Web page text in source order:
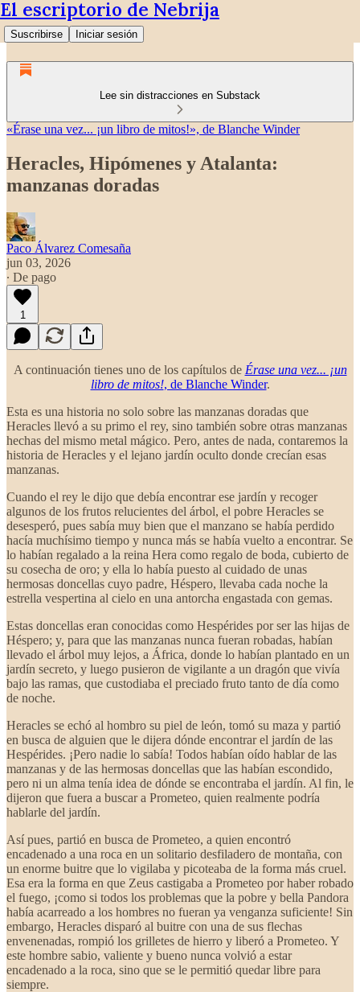
El escriptorio de Nebrija
Suscribirse Iniciar sesión
Lee sin distracciones en Substack
«Érase una vez... ¡un libro de mitos!», de Blanche Winder
Heracles, Hipómenes y Atalanta:
manzanas doradas
Paco Álvarez Comesaña
jun 03, 2026
∙ De pago
1
A continuación tienes uno de los capítulos de Érase una vez... ¡un
libro de mitos!, de Blanche Winder.
Esta es una historia no solo sobre las manzanas doradas que
Heracles llevó a su primo el rey, sino también sobre otras manzanas
hechas del mismo metal mágico. Pero, antes de nada, contaremos la
historia de Heracles y el lejano jardín oculto donde crecían esas
manzanas.
Cuando el rey le dijo que debía encontrar ese jardín y recoger
algunos de los frutos relucientes del árbol, el pobre Heracles se
desesperó, pues sabía muy bien que el manzano se había perdido
hacía muchísimo tiempo y nunca más se había vuelto a encontrar. Se
lo habían regalado a la reina Hera como regalo de boda, cubierto de
su cosecha de oro; y ella lo había puesto al cuidado de unas
hermosas doncellas cuyo padre, Héspero, llevaba cada noche la
estrella vespertina al cielo en una antorcha engastada con gemas.
Estas doncellas eran conocidas como Hespérides por ser las hijas de
Héspero; y, para que las manzanas nunca fueran robadas, habían
llevado el árbol muy lejos, a África, donde lo habían plantado en un
jardín secreto, y luego pusieron de vigilante a un dragón que vivía
bajo las ramas, que custodiaba el preciado fruto tanto de día como
de noche.
Heracles se echó al hombro su piel de león, tomó su maza y partió
en busca de alguien que le dijera dónde encontrar el jardín de las
Hespérides. ¡Pero nadie lo sabía! Todos habían oído hablar de las
manzanas y de las hermosas doncellas que las habían escondido,
pero ni un alma tenía idea de dónde se encontraba el jardín. Al fin, le
dijeron que fuera a buscar a Prometeo, quien realmente podría
hablarle del jardín.
Así pues, partió en busca de Prometeo, a quien encontró
encadenado a una roca en un solitario desfiladero de montaña, con
un enorme buitre que lo vigilaba y picoteaba de la forma más cruel.
Esa era la forma en que Zeus castigaba a Prometeo por haber robado
el fuego, ¡como si todos los problemas que la pobre y bella Pandora
había acarreado a los hombres no fueran ya venganza suficiente! Sin
embargo, Heracles disparó al buitre con una de sus flechas
envenenadas, rompió los grilletes de hierro y liberó a Prometeo. Y
este hombre sabio, valiente y bueno nunca volvió a estar
encadenado a la roca, sino que se le permitió quedar libre para
siempre.